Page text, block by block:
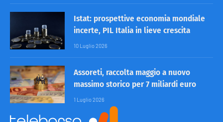
Istat: prospettive economia mondiale
incerte, PIL Italia in lieve crescita
10 Luglio 2026
Assoreti, raccolta maggio a nuovo
massimo storico per 7 miliardi euro
1 Luglio 2026